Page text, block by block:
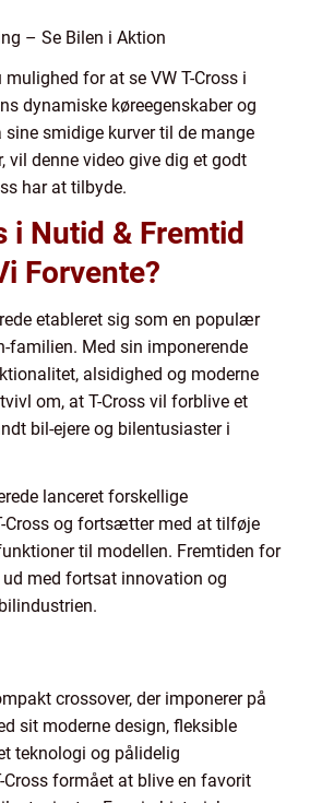
– Se Bilen i Aktion
mulighed for at se VW T-Cross i
dynamiske køreegenskaber og
smidige kurver til de mange
vil denne video give dig et godt
har at tilbyde.
i Nutid & Fremtid
Forvente?
etableret sig som en populær
familien. Med sin imponerende
alsidighed og moderne
om, at T-Cross vil forblive et
bil-ejere og bilentusiaster i
lanceret forskellige
Cross og fortsætter med at tilføje
til modellen. Fremtiden for
ud med fortsat innovation og
crossover, der imponerer på
sit moderne design, fleksible
teknologi og pålidelig
Cross formået at blive en favorit